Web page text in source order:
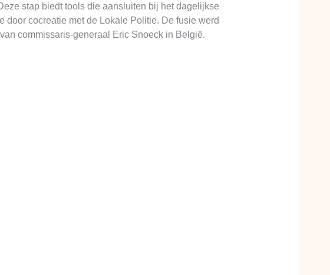
stap biedt tools die aansluiten bij het dagelijkse
cocreatie met de Lokale Politie. De fusie werd
commissaris-generaal Eric Snoeck in België.